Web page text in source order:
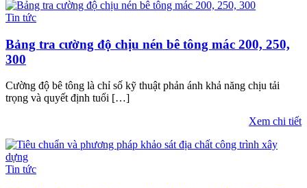
Tin tức
Bảng tra cường độ chịu nén bê tông mác 200, 250,
300
Cường độ bê tông là chỉ số kỹ thuật phản ánh khả năng chịu tải
trọng và quyết định tuổi […]
Xem chi tiết
Tin tức